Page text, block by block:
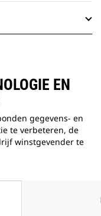
EN
gegevens- en
te verbeteren, de
winstgevender te